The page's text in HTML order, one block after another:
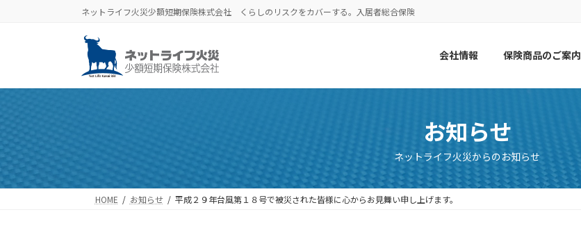
へ
キ
ッ
プ
ョ
に
移
動
ネットライフ火災少額短期保険株式会社 くらしのリスクをカバーする。入居者総合保険
会社情報 保険商品のご案内
お知らせ
ネットライフ火災からのお知らせ
HOME お知らせ 平成２９年台風第１８号で被災された皆様に心からお見舞い申し上げます。